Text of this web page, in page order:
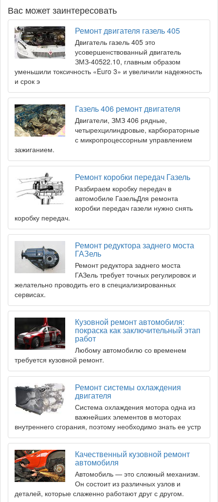
Вас может заинтересовать
Ремонт двигателя газель 405
Двигатель газель 405 это
усовершенствованный двигатель
ЗМЗ-40522.10, главным образом
уменьшили токсичность «Euro 3» и увеличили надежность
и срок э
Газель 406 ремонт двигателя
Двигатели, ЗМЗ 406 рядные,
четырехцилиндровые, карбюраторные
с микропроцессорным управлением
зажиганием.
Ремонт коробки передач Газель
Разбираем коробку передач в
автомобиле ГазельДля ремонта
коробки передач газели нужно снять
коробку передач.
Ремонт редуктора заднего моста
ГАЗель
Ремонт редуктора заднего моста
ГАЗель требует точных регулировок и
желательно проводить его в специализированных
сервисах.
Кузовной ремонт автомобиля:
покраска как заключительный этап
работ
Любому автомобилю со временем
требуется кузовной ремонт.
Ремонт системы охлаждения
двигателя
Система охлаждения мотора одна из
важнейших элементов в моторах
внутреннего сгорания, поэтому необходимо знать ее устр
Качественный кузовной ремонт
автомобиля
Автомобиль — это сложный механизм.
Он состоит из различных узлов и
деталей, которые слаженно работают друг с другом.